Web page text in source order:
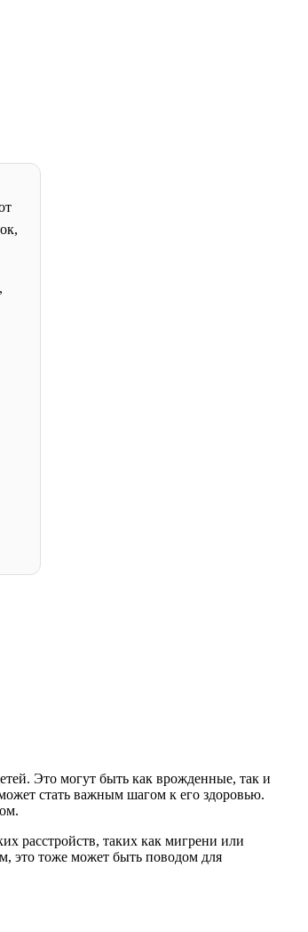
Это могут быть как врожденные, так и
стать важным шагом к его здоровью.
расстройств, таких как мигрени или
это тоже может быть поводом для